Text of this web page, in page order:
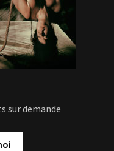
sur demande